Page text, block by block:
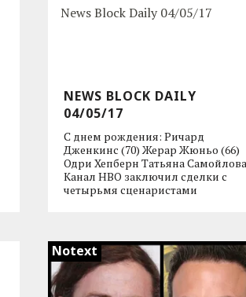
NEWS BLOCK DAILY
04/05/17
С днем рождения: Ричард
Дженкинс (70) Жерар Жюньо (66)
Одри Хепберн Татьяна Самойлова
Канал HBO заключил сделки с
четырьмя сценаристами
Notext